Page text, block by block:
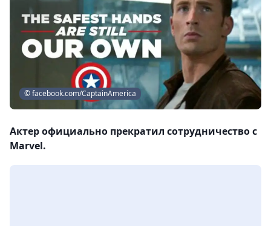
© facebook.com/CaptainAmerica
Актер официально прекратил сотрудничество с
Marvel.